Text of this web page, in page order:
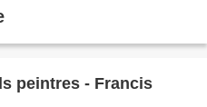
peintres - Francis